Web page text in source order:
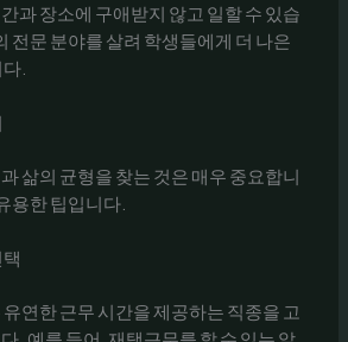
과 장소에 구애받지 않고 일할 수 있습
전문 분야를 살려 학생들에게 더 나은
.
삶의 균형을 찾는 것은 매우 중요합니
용한 팁입니다.
연한 근무 시간을 제공하는 직종을 고